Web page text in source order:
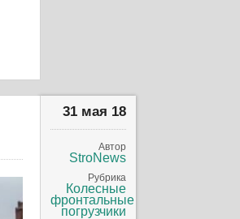
31 мая 18
Автор
StroNews
Рубрика
Колесные
фронтальные
погрузчики